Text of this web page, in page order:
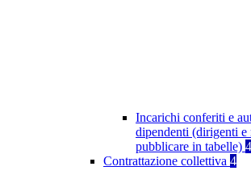
Incarichi conferiti e
dipendenti (dirigenti
pubblicare in tabelle) 4
Contrattazione collettiva 4